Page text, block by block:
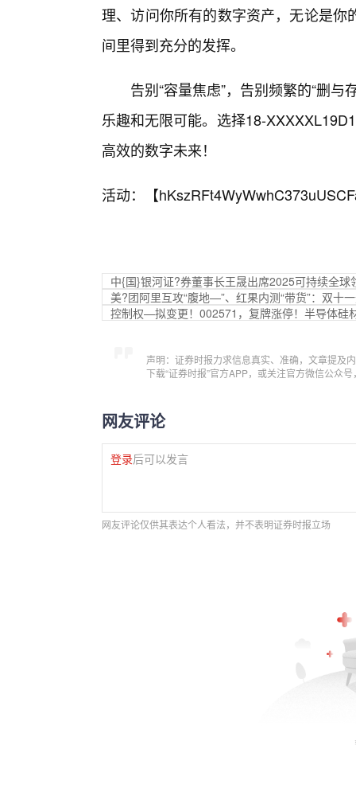
理、访问你所有的数字资产，无论是
间里得到充分的发挥。
告别“容量焦虑”，告别频繁的“删
乐趣和无限可能。选择18-
高效的数字未来！
活动：【
中{国}银河证?券董事长王晟出席2025可持续全球
美?团阿里互攻“腹地—”、红果内测“带货”：双十
控制权—拟变更！002571，复牌涨停！半导体硅
声明：证券时报力求信息真实、准确，文章提及
下载“证券时报”官方APP，或关注官方微信公众
网友评论
登录后可以发言
网友评论仅供其表达个人看法，并不表明证券时报立场